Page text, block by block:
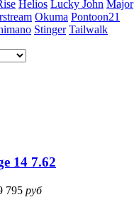
Helios Lucky John Major
Okuma Pontoon21
Stinger Tailwalk
14 7.62
795 руб